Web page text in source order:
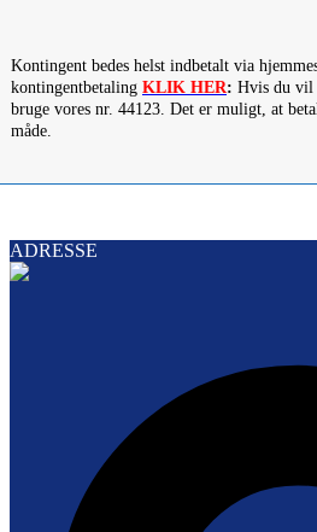
Kontingent bedes helst indbetalt via
kontingentbetaling KLIK HER: Hvis du vil
bruge vores nr. 44123. Det er muligt, at
måde.
ADRESSE